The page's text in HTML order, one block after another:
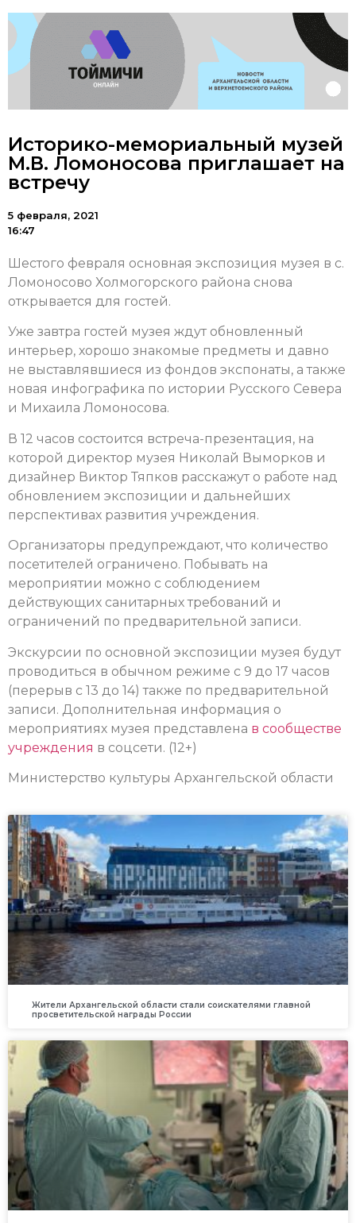
Историко-мемориальный музей
М.В. Ломоносова приглашает на
встречу
5 февраля, 2021
16:47
Шестого февраля основная экспозиция музея в с.
Ломоносово Холмогорского района снова
открывается для гостей.
Уже завтра гостей музея ждут обновленный
интерьер, хорошо знакомые предметы и давно
не выставлявшиеся из фондов экспонаты, а также
новая инфографика по истории Русского Севера
и Михаила Ломоносова.
В 12 часов состоится встреча-презентация, на
которой директор музея Николай Выморков и
дизайнер Виктор Тяпков расскажут о работе над
обновлением экспозиции и дальнейших
перспективах развития учреждения.
Организаторы предупреждают, что количество
посетителей ограничено. Побывать на
мероприятии можно с соблюдением
действующих санитарных требований и
ограничений по предварительной записи.
Экскурсии по основной экспозиции музея будут
проводиться в обычном режиме с 9 до 17 часов
(перерыв с 13 до 14) также по предварительной
записи. Дополнительная информация о
мероприятиях музея представлена в сообществе
учреждения в соцсети. (12+)
Министерство культуры Архангельской области
Жители Архангельской области стали соискателями главной
просветительской награды России